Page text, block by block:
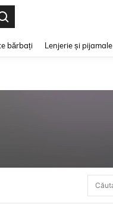
bărbați Lenjerie și pijamale